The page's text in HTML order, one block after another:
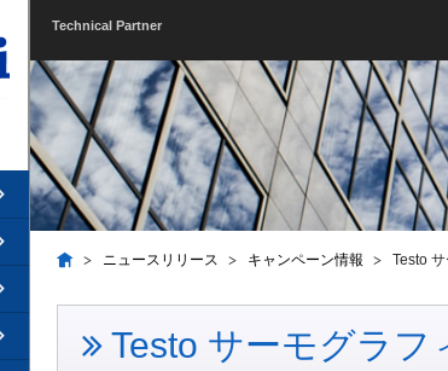
Technical Partner
ニュースリリース キャンペーン情報 Testo
Testo サーモグラフ